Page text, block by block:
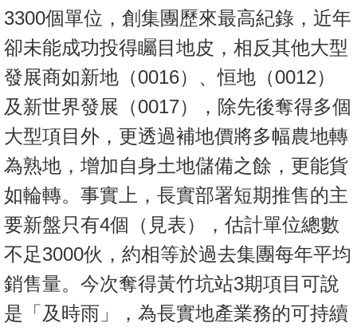
3300個單位，創集團歷來最高紀錄，近年
卻未能成功投得矚目地皮，相反其他大型
發展商如新地（0016）、恒地（0012）
及新世界發展（0017），除先後奪得多個
大型項目外，更透過補地價將多幅農地轉
為熟地，增加自身土地儲備之餘，更能貨
如輪轉。事實上，長實部署短期推售的主
要新盤只有4個（見表），估計單位總數
不足3000伙，約相等於過去集團每年平均
銷售量。今次奪得黃竹坑站3期項目可說
是「及時雨」，為長實地產業務的可持續